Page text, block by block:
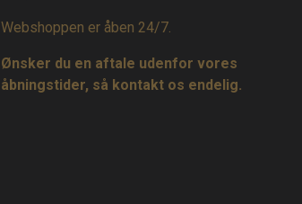
Webshoppen er åben 24/7.
Ønsker du en aftale udenfor vores
åbningstider, så kontakt os endelig.